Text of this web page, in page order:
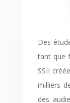
Des
tant que
SSII
milliers
des